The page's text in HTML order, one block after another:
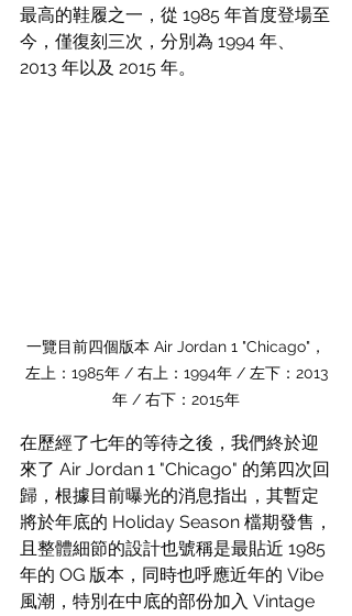
最高的鞋履之一，從 1985 年首度登場至
今，僅復刻三次，分別為 1994 年、
2013 年以及 2015 年。
一覽目前四個版本 Air Jordan 1 "Chicago"，
左上：1985年 / 右上：1994年 / 左下：2013
年 / 右下：2015年
在歷經了七年的等待之後，我們終於迎
來了 Air Jordan 1 "Chicago" 的第四次回
歸，根據目前曝光的消息指出，其暫定
將於年底的 Holiday Season 檔期發售，
且整體細節的設計也號稱是最貼近 1985
年的 OG 版本，同時也呼應近年的 Vibe
風潮，特別在中底的部份加入 Vintage